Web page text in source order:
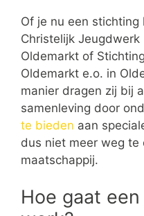
Of je nu een
Christelijk
Oldemarkt of
Oldemarkt e.o. in
manier dragen zij bij
samenleving door
te bieden aan
dus niet meer weg te
maatschappij.
Hoe gaat